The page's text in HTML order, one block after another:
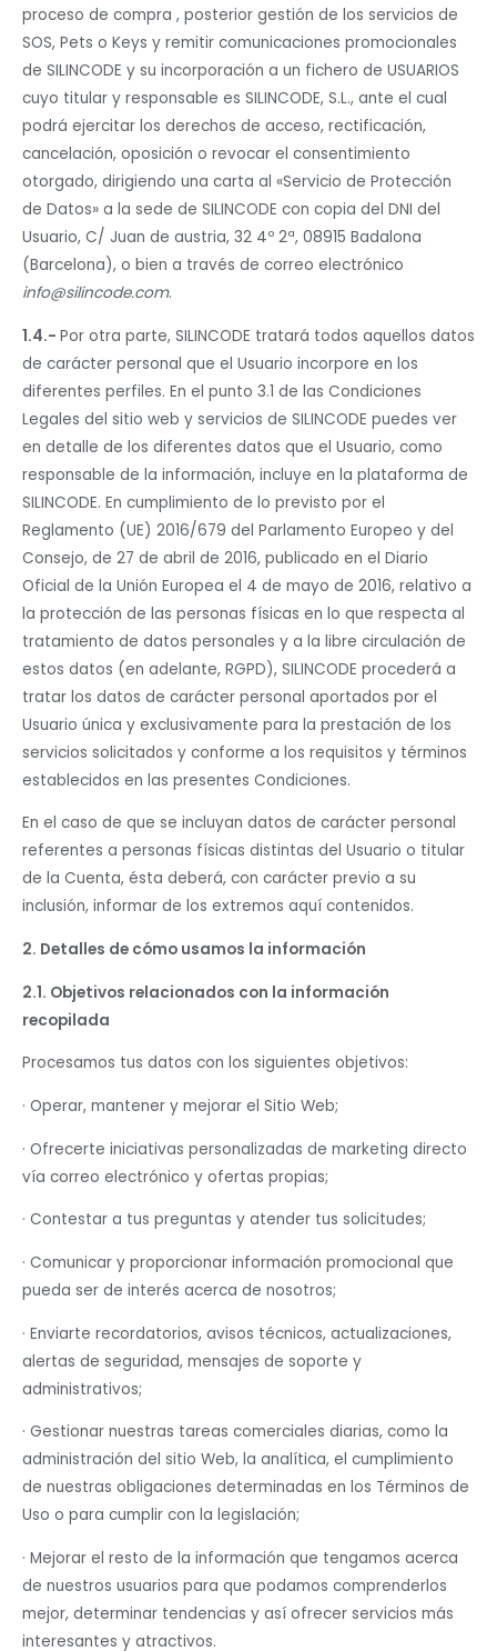
proceso de compra , posterior gestión de los servicios de
SOS, Pets o Keys y remitir comunicaciones promocionales
de SILINCODE y su incorporación a un fichero de USUARIOS
cuyo titular y responsable es SILINCODE, S.L., ante el cual
podrá ejercitar los derechos de acceso, rectificación,
cancelación, oposición o revocar el consentimiento
otorgado, dirigiendo una carta al «Servicio de Protección
de Datos» a la sede de SILINCODE con copia del DNI del
Usuario, C/ Juan de austria, 32 4º 2ª, 08915 Badalona
(Barcelona), o bien a través de correo electrónico
info@silincode.com.
1.4.- Por otra parte, SILINCODE tratará todos aquellos datos
de carácter personal que el Usuario incorpore en los
diferentes perfiles. En el punto 3.1 de las Condiciones
Legales del sitio web y servicios de SILINCODE puedes ver
en detalle de los diferentes datos que el Usuario, como
responsable de la información, incluye en la plataforma de
SILINCODE. En cumplimiento de lo previsto por el
Reglamento (UE) 2016/679 del Parlamento Europeo y del
Consejo, de 27 de abril de 2016, publicado en el Diario
Oficial de la Unión Europea el 4 de mayo de 2016, relativo a
la protección de las personas físicas en lo que respecta al
tratamiento de datos personales y a la libre circulación de
estos datos (en adelante, RGPD), SILINCODE procederá a
tratar los datos de carácter personal aportados por el
Usuario única y exclusivamente para la prestación de los
servicios solicitados y conforme a los requisitos y términos
establecidos en las presentes Condiciones.
En el caso de que se incluyan datos de carácter personal
referentes a personas físicas distintas del Usuario o titular
de la Cuenta, ésta deberá, con carácter previo a su
inclusión, informar de los extremos aquí contenidos.
2. Detalles de cómo usamos la información
2.1. Objetivos relacionados con la información
recopilada
Procesamos tus datos con los siguientes objetivos:
· Operar, mantener y mejorar el Sitio Web;
· Ofrecerte iniciativas personalizadas de marketing directo
vía correo electrónico y ofertas propias;
· Contestar a tus preguntas y atender tus solicitudes;
· Comunicar y proporcionar información promocional que
pueda ser de interés acerca de nosotros;
· Enviarte recordatorios, avisos técnicos, actualizaciones,
alertas de seguridad, mensajes de soporte y
administrativos;
· Gestionar nuestras tareas comerciales diarias, como la
administración del sitio Web, la analítica, el cumplimiento
de nuestras obligaciones determinadas en los Términos de
Uso o para cumplir con la legislación;
· Mejorar el resto de la información que tengamos acerca
de nuestros usuarios para que podamos comprenderlos
mejor, determinar tendencias y así ofrecer servicios más
interesantes y atractivos.